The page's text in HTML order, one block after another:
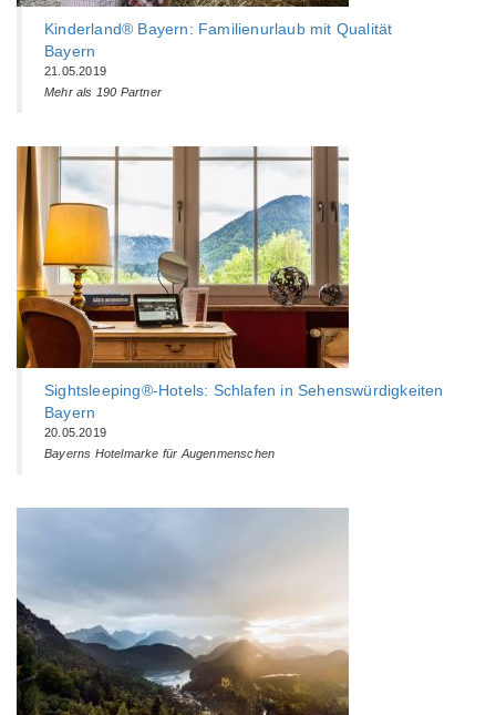
Kinderland® Bayern: Familienurlaub mit Qualität
Bayern
21.05.2019
Mehr als 190 Partner
Sightsleeping®-Hotels: Schlafen in Sehenswürdigkeiten
Bayern
20.05.2019
Bayerns Hotelmarke für Augenmenschen